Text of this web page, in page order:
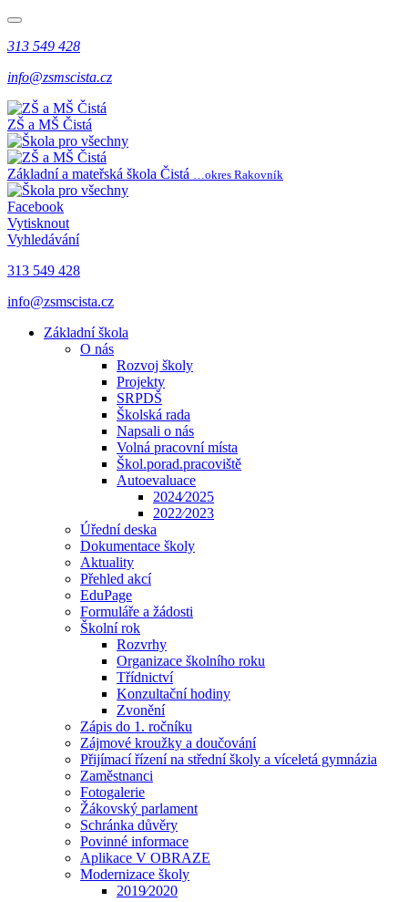
313 549 428
info@zsmscista.cz
ZŠ a MŠ Čistá
Základní a mateřská škola Čistá …okres Rakovník
Facebook
Vytisknout
Vyhledávání
313 549 428
info@zsmscista.cz
Základní škola
O nás
Rozvoj školy
Projekty
SRPDŠ
Školská rada
Napsali o nás
Volná pracovní místa
Škol.porad.pracoviště
Autoevaluace
2024⁄2025
2022⁄2023
Úřední deska
Dokumentace školy
Aktuality
Přehled akcí
EduPage
Formuláře a žádosti
Školní rok
Rozvrhy
Organizace školního roku
Třídnictví
Konzultační hodiny
Zvonění
Zápis do 1. ročníku
Zájmové kroužky a doučování
Přijímací řízení na střední školy a víceletá gymnázia
Zaměstnanci
Fotogalerie
Žákovský parlament
Schránka důvěry
Povinné informace
Aplikace V OBRAZE
Modernizace školy
2019⁄2020